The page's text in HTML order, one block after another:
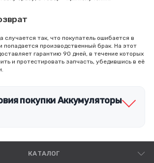
случается так, что покупатель ошибается в
попадается производственный брак. На этот
гарантию 90 дней, в течение которых
и протестировать запчасть, убедившись в её
покупки Аккумуляторы
КАТАЛОГ